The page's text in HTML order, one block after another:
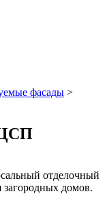
фасады >
отделочный
загородных домов.